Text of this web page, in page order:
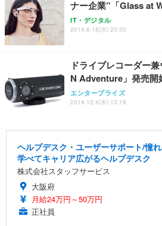
ナー企業”「Glass at
IT・デジタル
2014.6.18(水) 20:30
ドライブレコーダー
N Adventure」発売開
エンタープライズ
2014.12.4(木) 13:19
ヘルプデスク・ユーザーサポート/憧
学べてキャリア広がるヘルプデスク
株式会社スタッフサービス
大阪府
月給24万円～50万円
正社員